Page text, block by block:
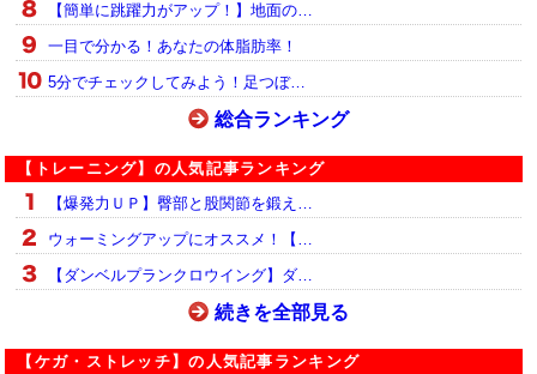
【簡単に跳躍力がアップ！】地面の…
一目で分かる！あなたの体脂肪率！
5分でチェックしてみよう！足つぼ…
総合ランキング
【トレーニング】の人気記事ランキング
【爆発力ＵＰ】臀部と股関節を鍛え…
ウォーミングアップにオススメ！【…
【ダンベルプランクロウイング】ダ…
続きを全部見る
【ケガ・ストレッチ】の人気記事ランキング